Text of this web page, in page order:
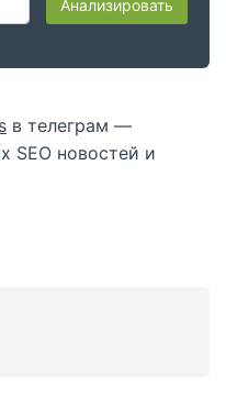
Анализировать
в телеграм —
SEO новостей и